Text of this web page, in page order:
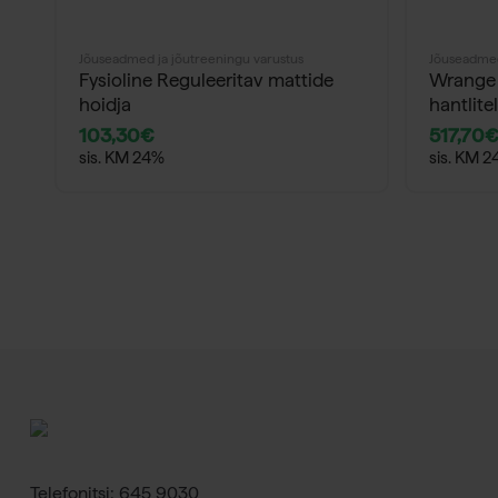
Jõuseadmed ja jõutreeningu varustus
Fysioline Reguleeritav mattide
hoidja
103,30€
sis. KM 24%
517,70€
sis. KM
Telefonitsi: 645 9030